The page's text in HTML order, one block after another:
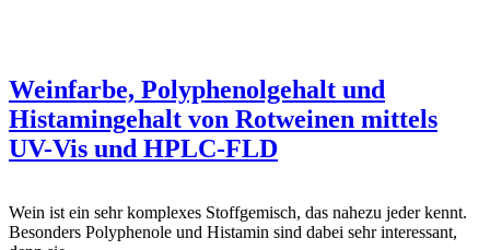
Weinfarbe, Polyphenolgehalt und
Histamingehalt von Rotweinen mittels
UV-Vis und HPLC-FLD
Wein ist ein sehr komplexes Stoffgemisch, das nahezu jeder kennt.
Besonders Polyphenole und Histamin sind dabei sehr interessant,